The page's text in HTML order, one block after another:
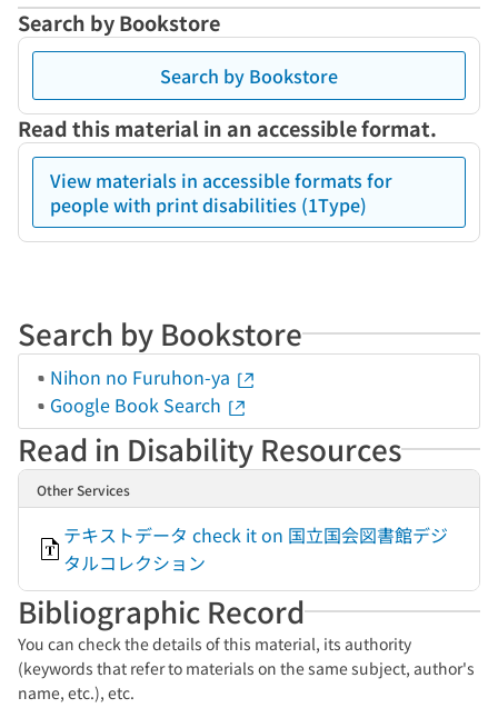
Search by Bookstore
Search by Bookstore
Read this material in an accessible format.
View materials in accessible formats for
people with print disabilities (1Type)
Search by Bookstore
Nihon no Furuhon-ya
Google Book Search
Read in Disability Resources
Other Services
テキストデータ check it on 国立国会図書館デジ
タルコレクション
Bibliographic Record
You can check the details of this material, its authority
(keywords that refer to materials on the same subject, author's
name, etc.), etc.